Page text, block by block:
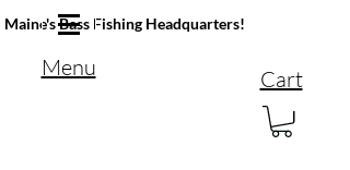
Maine's Bass Fishing Headquarters!
Menu Cart